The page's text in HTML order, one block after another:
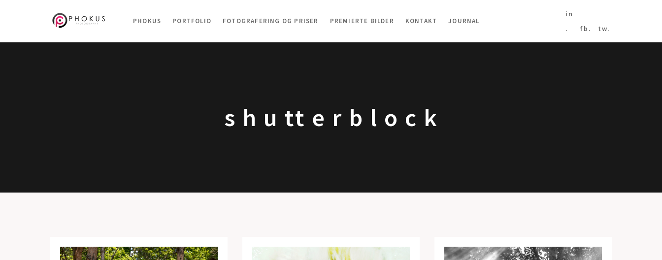
PHOKUS PORTFOLIO FOTOGRAFERING OG PRISER PREMIERTE BILDER KONTAKT JOURNAL
in
.
fb. tw.
s h u tt e r b l o c k